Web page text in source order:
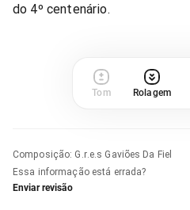
do 4º centenário.
Tom Rolagem
Composição: G.r.e.s Gaviões Da Fiel
Essa informação está errada?
Enviar revisão